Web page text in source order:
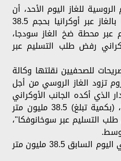
للغاز اليوم الأحد، أن
الشركة تقوم بتزويد أوروبا بالغاز عبر أوكرانيا بحجم 38.5
محطة ضخ الغاز سودجا،
رفض طلب التسليم عبر
للصحفيين نقلتها وكالة
تزود الغاز الروسي من أجل
الذي أكده الجانب الأوكراني
عبر محطة ضخ الغاز سودجا، (بكمية تبلغ) 38.5 مليون متر
ورُفض طلب التسليم عبر سوخانوفكا"،
وأضاف أن حجم الضخ بلغ في اليوم السابق 38.5 مليون متر